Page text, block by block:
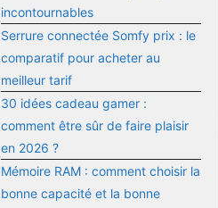
incontournables
Serrure connectée Somfy prix : le
comparatif pour acheter au
meilleur tarif
30 idées cadeau gamer :
comment être sûr de faire plaisir
en 2026 ?
Mémoire RAM : comment choisir la
bonne capacité et la bonne